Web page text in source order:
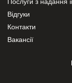
Відгуки
Контакти
Вакансії